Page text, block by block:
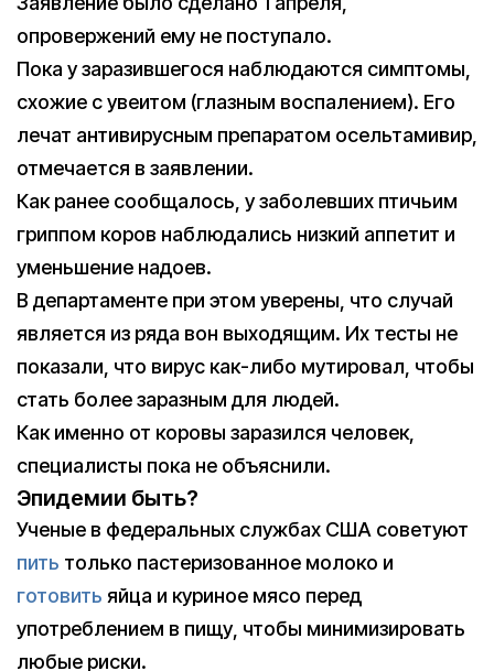
опровержений ему не поступало.
Пока у заразившегося наблюдаются симптомы,
схожие с увеитом (глазным воспалением). Его
лечат антивирусным препаратом осельтамивир,
отмечается в заявлении.
Как ранее сообщалось, у заболевших птичьим
гриппом коров наблюдались низкий аппетит и
уменьшение надоев.
В департаменте при этом уверены, что случай
является из ряда вон выходящим. Их тесты не
показали, что вирус как-либо мутировал, чтобы
стать более заразным для людей.
Как именно от коровы заразился человек,
специалисты пока не объяснили.
Эпидемии быть?
Ученые в федеральных службах США советуют
пить только пастеризованное молоко и
готовить яйца и куриное мясо перед
употреблением в пищу, чтобы минимизировать
любые риски.